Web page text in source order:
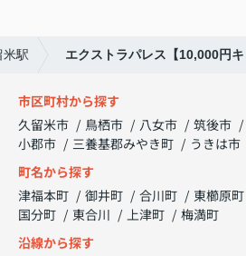
米駅 エクストラパレス【10,000円キ
市区町村から探す
久留米市
鳥栖市 八女市 筑後市
小郡市
三養基郡みやき町 うきは市
町名から探す
津福本町
御井町 合川町 東櫛原町
国分町
東合川 上津町
梅満町
沿線から探す